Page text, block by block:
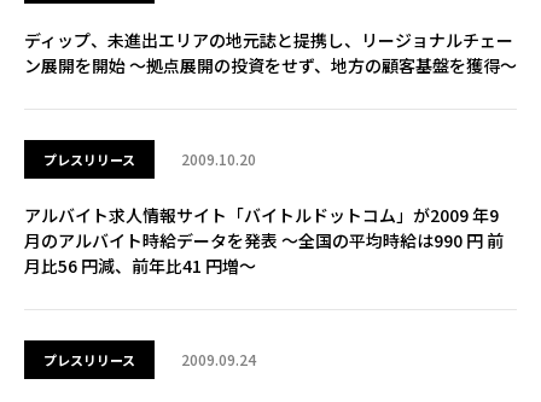
ディップ、未進出エリアの地元誌と提携し、リージョナルチェー
ン展開を開始 ～拠点展開の投資をせず、地方の顧客基盤を獲得～
プレスリリース 2009.10.20
アルバイト求人情報サイト「バイトルドットコム」が2009 年9
月のアルバイト時給データを発表 ～全国の平均時給は990 円 前
月比56 円減、前年比41 円増～
プレスリリース 2009.09.24